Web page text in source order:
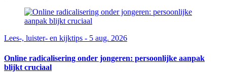
Lees-, luister- en kijktips - 5 aug. 2026
Online radicalisering onder jongeren: persoonlijke aanpak
blijkt cruciaal